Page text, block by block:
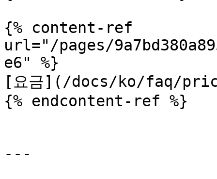
{% content-ref
url="/pages/
e6" %}
[요금](/docs/ko/faq/
{% endcontent-ref %}
---